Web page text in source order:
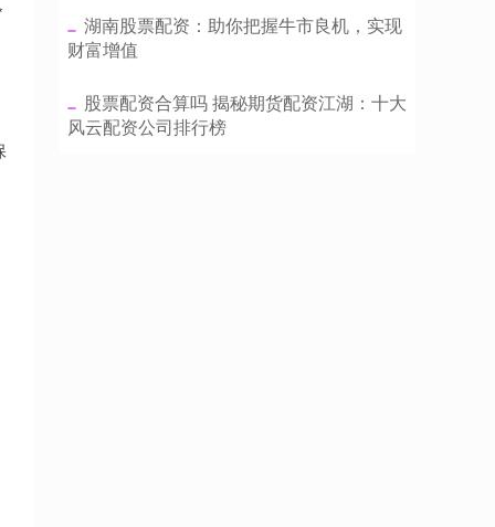
​湖南股票配资：助你把握牛市良机，实现
财富增值
​股票配资合算吗 揭秘期货配资江湖：十大
风云配资公司排行榜